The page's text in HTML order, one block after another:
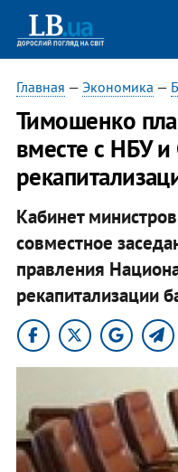
Главная — Экономика —
Тимошенко
вместе с НБУ
Кабинет
совместное
правления
рекапитализации